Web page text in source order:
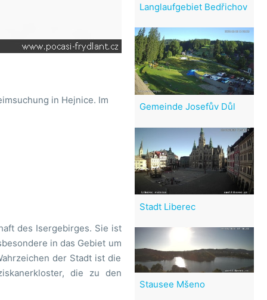
in Hejnice. Im
des Isergebirges. Sie ist
in das Gebiet um
der Stadt ist die
die zu den
Langlaufgebiet Bedřichov
Gemeinde Josefův Důl
Stadt Liberec
Stausee Mšeno